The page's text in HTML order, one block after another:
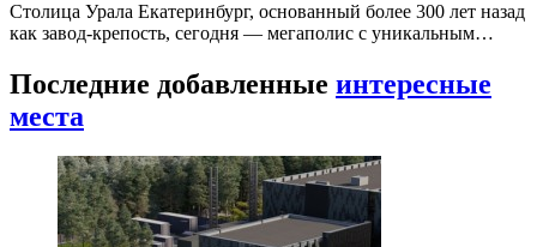
Столица Урала Екатеринбург, основанный более 300 лет назад
как завод-крепость, сегодня — мегаполис с уникальным…
Последние добавленные интересные
места